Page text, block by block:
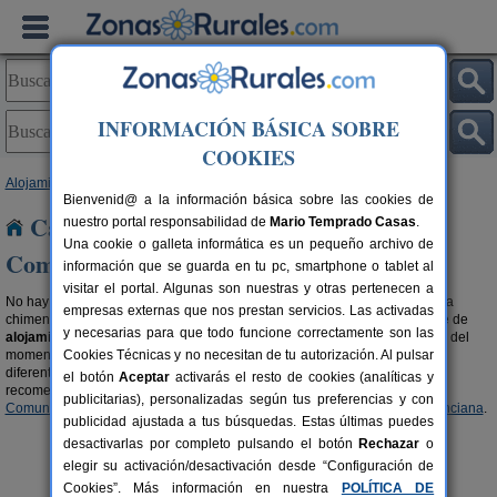
Alojamientos
Casas rurales con chimenea en La
Comunidad Valenciana
No hay nada más romántico y cálido que pasar una velada al calor de una
chimenea. Escapa del mundanal ruido y descubre la gran oferta existente de
alojamientos rurales en Comunidad Valenciana con chimenea. Disfruta del
momento, con amigos, en pareja o en familia. Opta por unas vacaciones
diferentes al calor del fuego y el olor a leña del campo. También te
recomendamos visitar esta selección de
casas rurales en la montaña en
Comunidad Valenciana ycasas rurales en el campo en Comunidad Valenciana.
INFORMACIÓN BÁSICA SOBRE
COOKIES
Bienvenid@ a la información básica sobre las cookies de
nuestro portal responsabilidad de Mario Temprado Casas.
Una cookie o galleta informática es un pequeño archivo de
información que se guarda en tu pc, smartphone o tablet al
visitar el portal. Algunas son nuestras y otras pertenecen a
empresas externas que nos prestan servicios. Las activadas
y necesarias para que todo funcione correctamente son las
Cookies Técnicas y no necesitan de tu autorización. Al pulsar
el botónAceptar activarás el resto de cookies (analíticas y
publicitarias), personalizadas según tus preferencias y con
publicidad ajustada a tus búsquedas. Estas últimas puedes
desactivarlas por completo pulsando el botón Rechazar o
elegir su activación/desactivación desde “Configuración de
Cookies”. Más información en nuestra
POLÍTICA DE